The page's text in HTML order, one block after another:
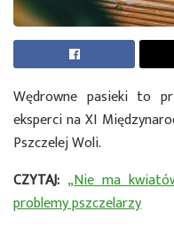
Wędrowne pasieki to
eksperci na XI
Pszczelej Woli.
CZYTAJ: „Nie ma
problemy pszczelarzy